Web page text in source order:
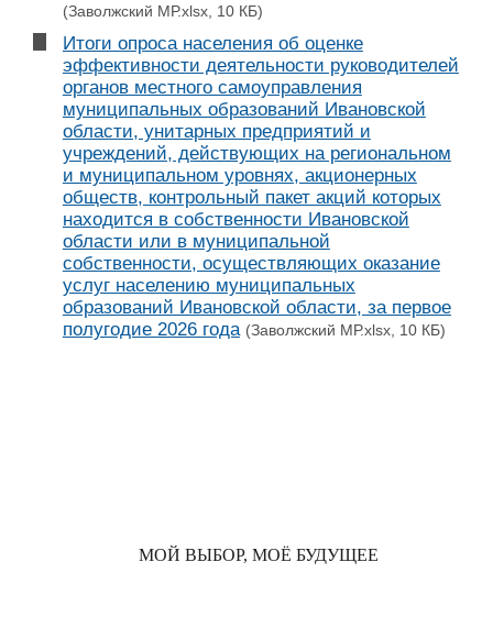
(Заволжский МР.xlsx, 10 КБ)
Итоги опроса населения об оценке
эффективности деятельности руководителей
органов местного самоуправления
муниципальных образований Ивановской
области, унитарных предприятий и
учреждений, действующих на региональном
и муниципальном уровнях, акционерных
обществ, контрольный пакет акций которых
находится в собственности Ивановской
области или в муниципальной
собственности, осуществляющих оказание
услуг населению муниципальных
образований Ивановской области, за первое
полугодие 2026 года (Заволжский МР.xlsx, 10 КБ)
МОЙ ВЫБОР, МОЁ БУДУЩЕЕ